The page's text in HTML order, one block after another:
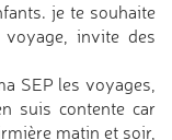
je te souhaite
invite des
SEP les voyages,
suis contente car
matin et soir,